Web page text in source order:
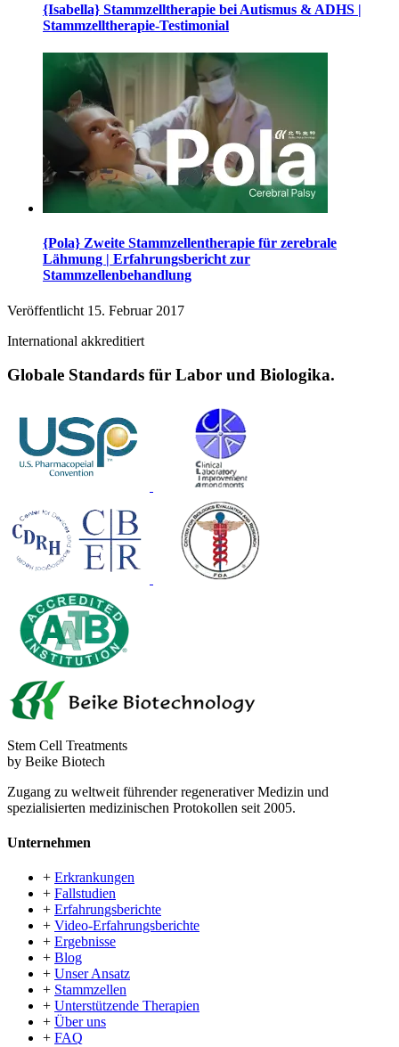
{Isabella} Stammzelltherapie bei Autismus & ADHS |
Stammzelltherapie-Testimonial
{Pola} Zweite Stammzellentherapie für zerebrale
Lähmung | Erfahrungsbericht zur
Stammzellenbehandlung
Veröffentlicht 15. Februar 2017
International akkreditiert
Globale Standards für Labor und Biologika.
Stem Cell Treatments
by Beike Biotech
Zugang zu weltweit führender regenerativer Medizin und
spezialisierten medizinischen Protokollen seit 2005.
Unternehmen
+ Erkrankungen
+ Fallstudien
+ Erfahrungsberichte
+ Video-Erfahrungsberichte
+ Ergebnisse
+ Blog
+ Unser Ansatz
+ Stammzellen
+ Unterstützende Therapien
+ Über uns
+ FAQ